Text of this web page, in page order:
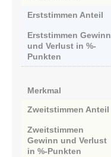
Erststimmen Anteil
Erststimmen Gewinn
und Verlust in %-
Punkten
Merkmal
Zweitstimmen Anteil
Zweitstimmen
Gewinn und Verlust
in %-Punkten